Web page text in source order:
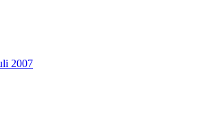
2007